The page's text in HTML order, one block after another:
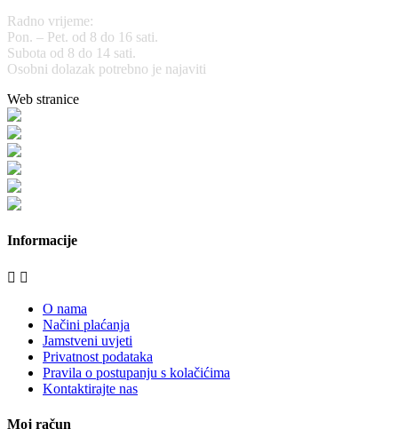
Radno vrijeme:
Pon. – Pet. od 8 do 16 sati.
Subota od 8 do 14 sati.
Osobni dolazak potrebno je najaviti
Web stranice
Informacije
 
O nama
Načini plaćanja
Jamstveni uvjeti
Privatnost podataka
Pravila o postupanju s kolačićima
Kontaktirajte nas
Moj račun